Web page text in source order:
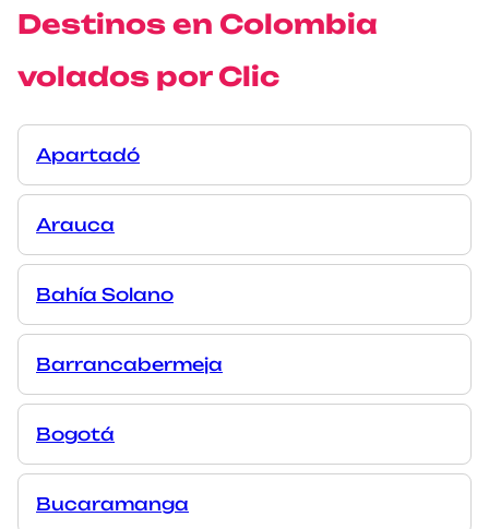
Destinos en Colombia
volados por Clic
Apartadó
Arauca
Bahía Solano
Barrancabermeja
Bogotá
Bucaramanga